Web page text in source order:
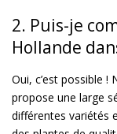
2. Puis-je
Hollande
Oui, c’est possible
propose une large
différentes variétés